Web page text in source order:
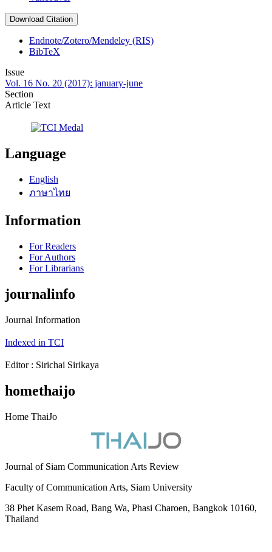
Download Citation
Endnote/Zotero/Mendeley (RIS)
BibTeX
Issue
Vol. 16 No. 20 (2017): january-june
Section
Article Text
Language
English
ภาษาไทย
Information
For Readers
For Authors
For Librarians
journalinfo
Journal Information
Indexed in TCI
Editor : Sirichai Sirikaya
homethaijo
Home ThaiJo
Journal of Siam Communication Arts Review
Faculty of Communication Arts, Siam University
38 Phet Kasem Road, Bang Wa, Phasi Charoen, Bangkok 10160,
Thailand